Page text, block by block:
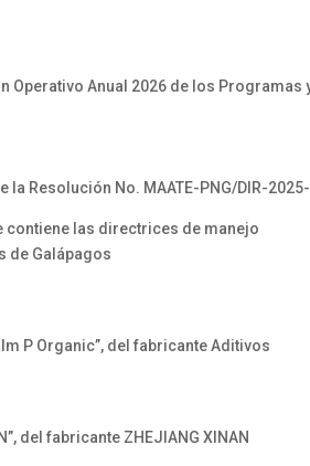
Operativo Anual 2026 de los
Resolución No. MAATE-PNG/DIR-
contiene las directrices de manejo
de Galápagos
P Organic”, del fabricante Aditivos
del fabricante ZHEJIANG XINAN